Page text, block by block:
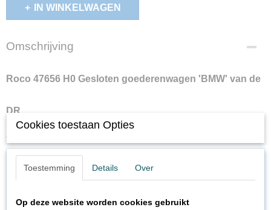
IN WINKELWAGEN
Omschrijving
Roco 47656 H0 Gesloten goederenwagen 'BMW' van de
DR
Cookies toestaan Opties
Toestemming Details Over
Op deze website worden cookies gebruikt